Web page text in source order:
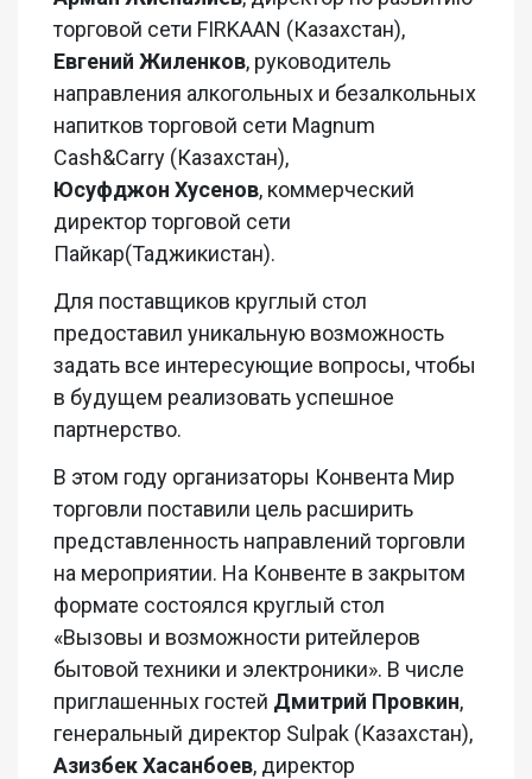
торговой сети FIRKAAN (Казахстан),
Евгений Жиленков, руководитель
направления алкогольных и безалкольных
напитков торговой сети Magnum
Cash&Carry (Казахстан),
Юсуфджон Хусенов, коммерческий
директор торговой сети
Пайкар(Таджикистан).
Для поставщиков круглый стол
предоставил уникальную возможность
задать все интересующие вопросы, чтобы
в будущем реализовать успешное
партнерство.
В этом году организаторы Конвента Мир
торговли поставили цель расширить
представленность направлений торговли
на мероприятии. На Конвенте в закрытом
формате состоялся круглый стол
«Вызовы и возможности ритейлеров
бытовой техники и электроники». В числе
приглашенных гостей Дмитрий Провкин,
генеральный директор Sulpak (Казахстан),
АзизбекХасанбоев, директор